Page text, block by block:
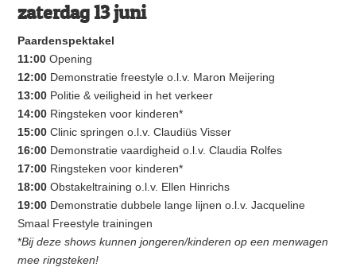
zaterdag 13 juni
Paardenspektakel
11:00 Opening
12:00 Demonstratie freestyle o.l.v. Maron Meijering
13:00 Politie & veiligheid in het verkeer
14:00 Ringsteken voor kinderen*
15:00 Clinic springen o.l.v. Claudiüs Visser
16:00 Demonstratie vaardigheid o.l.v. Claudia Rolfes
17:00 Ringsteken voor kinderen*
18:00 Obstakeltraining o.l.v. Ellen Hinrichs
19:00 Demonstratie dubbele lange lijnen o.l.v. Jacqueline
Smaal Freestyle trainingen
*Bij deze shows kunnen jongeren/kinderen op een menwagen
mee ringsteken!